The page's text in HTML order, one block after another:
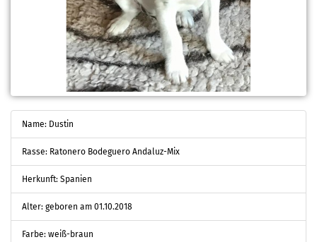
Name: Dustin
Rasse: Ratonero Bodeguero Andaluz-Mix
Herkunft: Spanien
Alter: geboren am 01.10.2018
Farbe: weiß-braun